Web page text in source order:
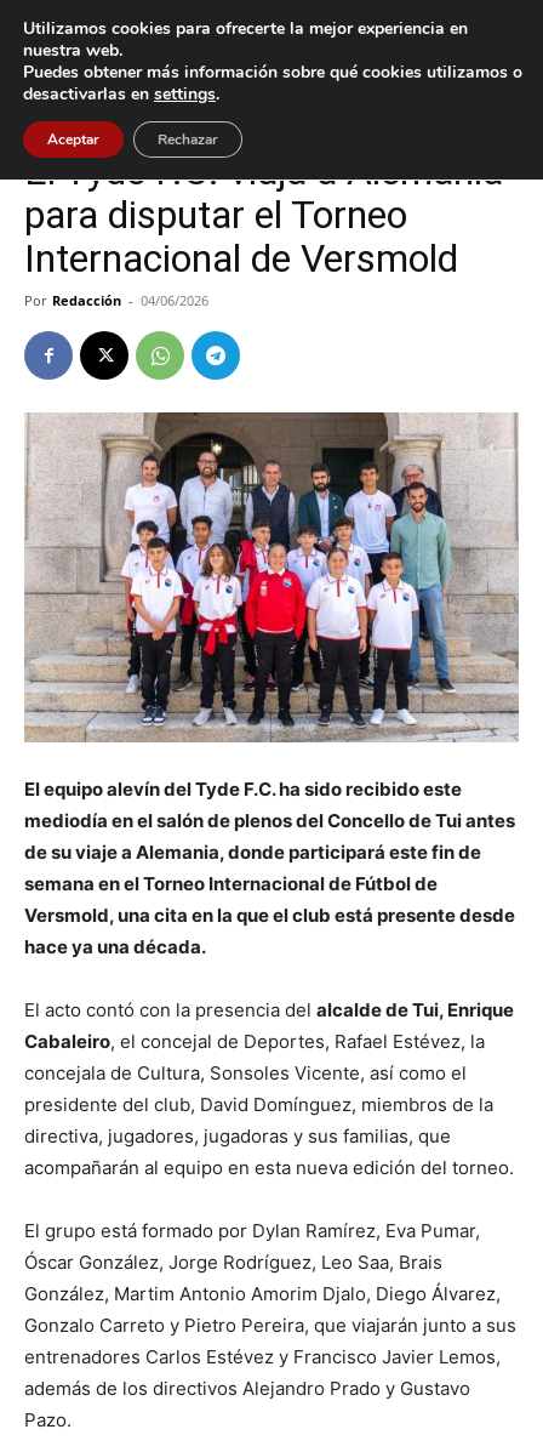
Inicio Deportes
Deportes Tui
El Tyde F.C. viaja a Alemania
para disputar el Torneo
Internacional de Versmold
Por Redacción - 04/06/2026
El equipo alevín delTyde F.C.ha sido recibido este
mediodía en el salón de plenos del Concello de Tui antes
de su viaje a Alemania, donde participará este fin de
semana en el Torneo Internacional de Fútbol de
Versmold, una cita en la que el club está presente desde
hace ya una década.
El acto contó con la presencia del alcalde de Tui, Enrique
Cabaleiro, el concejal de Deportes, Rafael Estévez, la
concejala de Cultura, Sonsoles Vicente, así como el
presidente del club, David Domínguez, miembros de la
directiva, jugadores, jugadoras y sus familias, que
acompañarán al equipo en esta nueva edición del torneo.
El grupo está formado por Dylan Ramírez, Eva Pumar,
Óscar González, Jorge Rodríguez, Leo Saa, Brais
González, Martim Antonio Amorim Djalo, Diego Álvarez,
Gonzalo Carreto y Pietro Pereira, que viajarán junto a sus
entrenadores Carlos Estévez y Francisco Javier Lemos,
además de los directivos Alejandro Prado y Gustavo
Pazo.
Utilizamos cookies para ofrecerte la mejor experiencia en
nuestra web.
Puedes obtener más información sobre qué cookies utilizamos o
desactivarlas en settings.
Aceptar Rechazar